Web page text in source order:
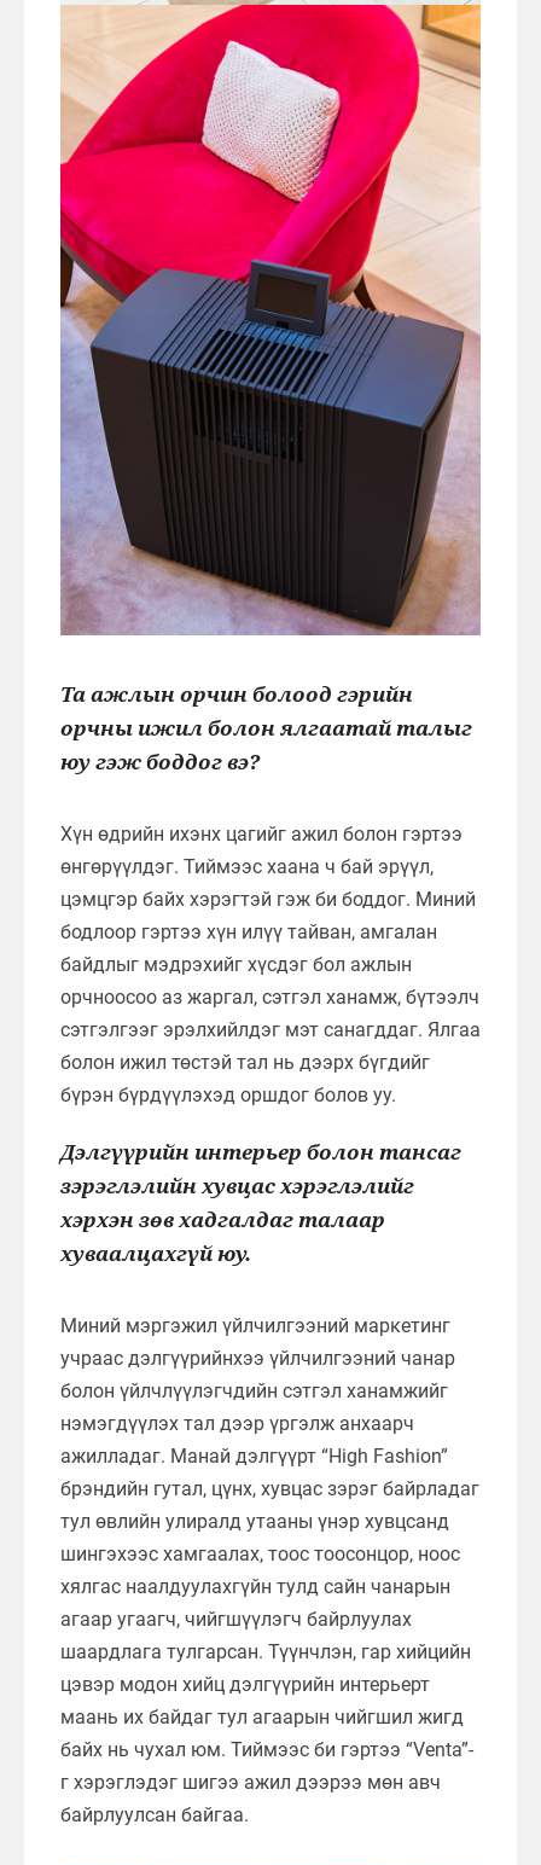
Та ажлын орчин болоод гэрийн
орчны ижил болон ялгаатай талыг
юу гэж боддог вэ?
Хүн өдрийн ихэнх цагийг ажил болон гэртээ
өнгөрүүлдэг. Тиймээс хаана ч бай эрүүл,
цэмцгэр байх хэрэгтэй гэж би боддог. Миний
бодлоор гэртээ хүн илүү тайван, амгалан
байдлыг мэдрэхийг хүсдэг бол ажлын
орчноосоо аз жаргал, сэтгэл ханамж, бүтээлч
сэтгэлгээг эрэлхийлдэг мэт санагддаг. Ялгаа
болон ижил төстэй тал нь дээрх бүгдийг
бүрэн бүрдүүлэхэд оршдог болов уу.
Дэлгүүрийн интерьер болон тансаг
зэрэглэлийн хувцас хэрэглэлийг
хэрхэн зөв хадгалдаг талаар
хуваалцахгүй юу.
Миний мэргэжил үйлчилгээний маркетинг
учраас дэлгүүрийнхээ үйлчилгээний чанар
болон үйлчлүүлэгчдийн сэтгэл ханамжийг
нэмэгдүүлэх тал дээр үргэлж анхаарч
ажилладаг. Манай дэлгүүрт “High Fashion”
брэндийн гутал, цүнх, хувцас зэрэг байрладаг
тул өвлийн улиралд утааны үнэр хувцсанд
шингэхээс хамгаалах, тоос тоосонцор, ноос
хялгас наалдуулахгүйн тулд сайн чанарын
агаар угаагч, чийгшүүлэгч байрлуулах
шаардлага тулгарсан. Түүнчлэн, гар хийцийн
цэвэр модон хийц дэлгүүрийн интерьерт
маань их байдаг тул агаарын чийгшил жигд
байх нь чухал юм. Тиймээс би гэртээ “Venta”-
г хэрэглэдэг шигээ ажил дээрээ мөн авч
байрлуулсан байгаа.